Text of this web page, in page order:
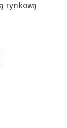
rynkową